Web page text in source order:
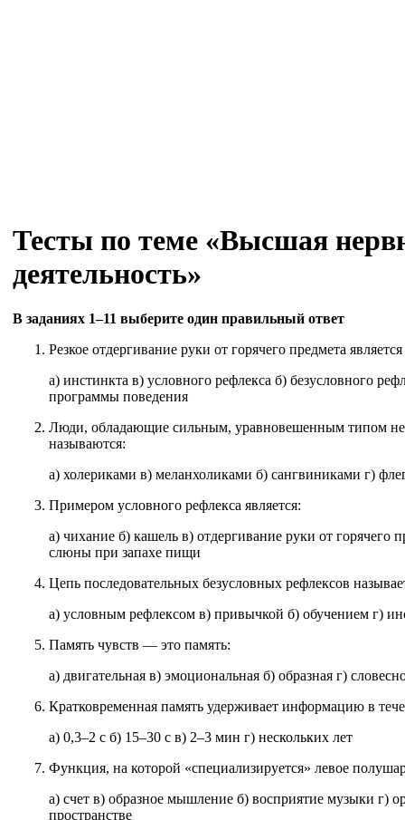
Тесты по теме «Высшая
деятельность»
В заданиях 1–11 выберите один правильный ответ
Резкое отдергивание руки от горячего предмета
а) инстинкта в) условного рефлекса б) безусловного
программы поведения
Люди, обладающие сильным, уравновешенным типом
называются:
а) холериками в) меланхоликами б) сангвиниками г)
Примером условного рефлекса является:
а) чихание б) кашель в) отдергивание руки от горячего
слюны при запахе пищи
Цепь последовательных безусловных рефлексов
а) условным рефлексом в) привычкой б) обучением г)
Память чувств — это память:
а) двигательная в) эмоциональная б) образная г)
Кратковременная память удерживает информацию в
а) 0,3–2 с б) 15–30 с в) 2–3 мин г) нескольких лет
Функция, на которой «специализируется» левое
а) счет в) образное мышление б) восприятие музыки г)
пространстве